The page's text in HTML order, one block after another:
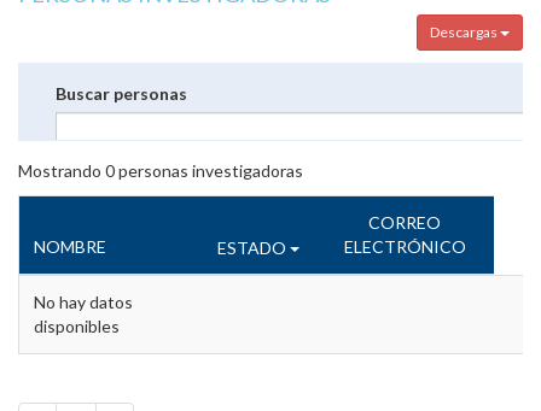
Descargas
Buscar personas
Mostrando 0personas investigadoras
NOMBRE ESTADO
CORREO
ELECTRÓNICO
No hay datos
disponibles